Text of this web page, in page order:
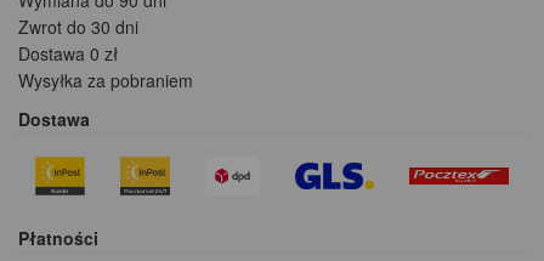
Zwrot do 30 dni
Dostawa 0 zł
Wysyłka za pobraniem
Dostawa
Płatności